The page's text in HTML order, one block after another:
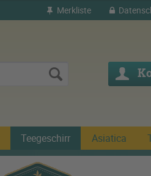
Merkliste
Teegeschirr Asiatica